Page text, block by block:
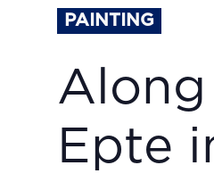
PAINTING
Epte